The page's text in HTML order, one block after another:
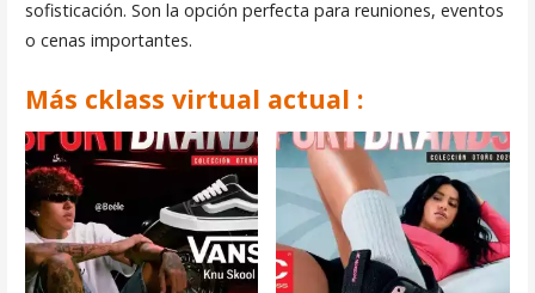
sofisticación. Son la opción perfecta para reuniones, eventos
o cenas importantes.
Más cklass virtual actual :